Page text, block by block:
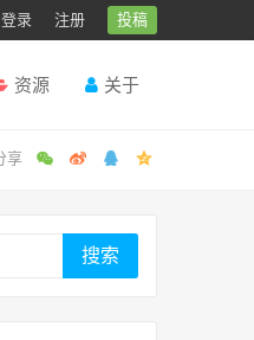
登录 注册 投稿
资源 关于
搜索